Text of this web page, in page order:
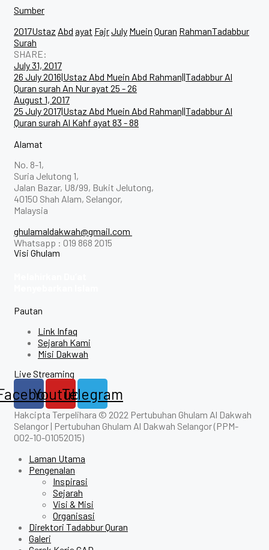
Sumber
2017Ustaz Abd ayat FajrJuly Muein Quran RahmanTadabbur
Surah
SHARE:
Post
navigation
July 31, 2017
26 July 2016|Ustaz Abd Muein Abd Rahman||Tadabbur Al
Quran surah An Nur ayat 25 - 26
August 1, 2017
25 July 2017|Ustaz Abd Muein Abd Rahman||Tadabbur Al
Quran surah Al Kahf ayat 83 - 88
Alamat
No. 8-1,
Suria Jelutong 1,
Jalan Bazar, U8/99, Bukit Jelutong,
40150 Shah Alam, Selangor,
Malaysia
ghulamaldakwah@gmail.com
Whatsapp : 019 868 2015
Visi Ghulam
Pautan
Link Infaq
Sejarah Kami
Misi Dakwah
Live Streaming
YoutubeTelegram
Hakcipta Terpelihara © 2022 Pertubuhan Ghulam Al Dakwah
Selangor | Pertubuhan Ghulam Al Dakwah Selangor (PPM-
002-10-01052015)
Laman Utama
Pengenalan
Inspirasi
Sejarah
Visi & Misi
Organisasi
Direktori Tadabbur Quran
Galeri